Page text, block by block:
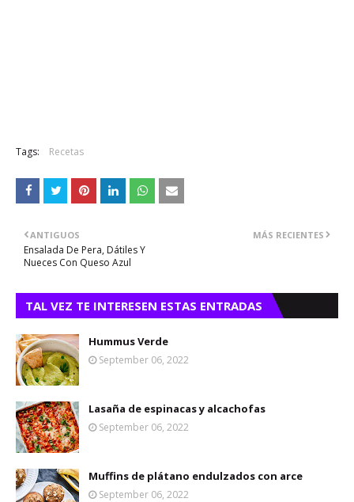
Tags: Recetas
MÁS RECIENTES
ANTIGUOS
Ensalada De Pera, Dátiles Y
Nueces Con Queso Azul
TAL VEZ TE INTERESEN ESTAS ENTRADAS
Hummus Verde
September 06, 2022
Lasaña de espinacas y alcachofas
September 06, 2022
Muffins de plátano endulzados con arce
September 06, 2022